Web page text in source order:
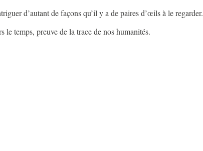
d’autant de façons qu’il y a de paires d’œils à le regarder.
le temps, preuve de la trace de nos humanités.